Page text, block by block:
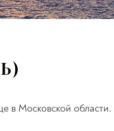
в Московской